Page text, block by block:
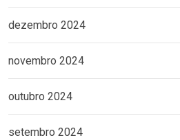
dezembro 2024
novembro 2024
outubro 2024
setembro 2024